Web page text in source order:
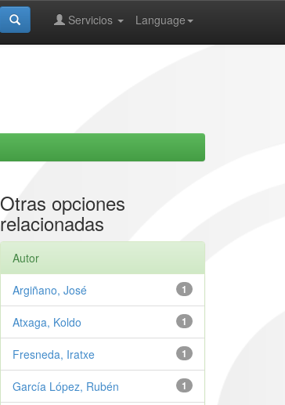
Language
Servicios
Otras opciones
relacionadas
Autor
1
Argiñano, José
1
Atxaga, Koldo
1
Fresneda, Iratxe
1
García López, Rubén